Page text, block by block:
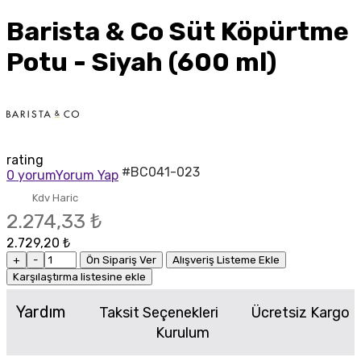
Barista & Co Süt Köpürtme
Potu - Siyah (600 ml)
rating
0 yorumYorum Yap #BC041-023
Kdv Haric
2.274,33 ₺
2.729,20 ₺
+ - Ön Sipariş Ver
Alışveriş Listeme Ekle
Karşılaştırma listesine ekle
Yardım Taksit Seçenekleri
Ücretsiz Kargo
Kurulum